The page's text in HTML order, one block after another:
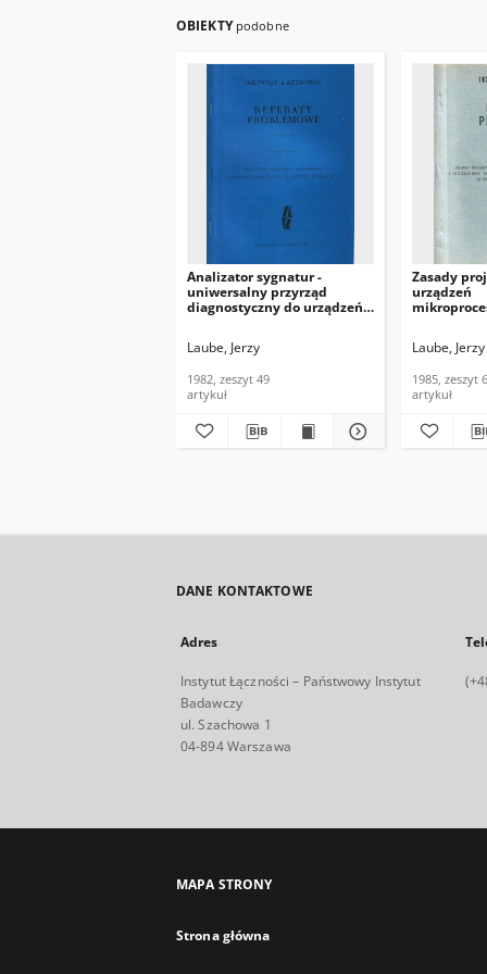
OBIEKTY podobne
Analizator sygnatur -
uniwersalny przyrząd
diagnostyczny do urządzeń
Laube, Jerzy
1982, zeszyt 49
artykuł
Zasady
urządzeń
PPWA do
Laube, Jerzy
1985, zeszyt
artykuł
DANE KONTAKTOWE
Adres
Instytut Łączności – Państwowy Instytut
Badawczy
ul. Szachowa 1
04-894 Warszawa
MAPA STRONY
Strona główna